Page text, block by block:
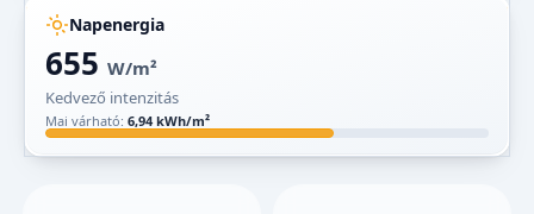
Napenergia
655 W/m²
Kedvező intenzitás
Mai várható: 6,94 kWh/m²